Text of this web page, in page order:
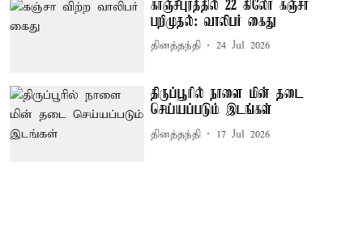
காஞ்சீபுரத்தில் 22 கிலோ கஞ்சா
பறிமுதல்: வாலிபர் கைது
தினத்தந்தி 24 Jul 2026
திருப்பூரில் நாளை மின் தடை
செய்யப்படும் இடங்கள்
தினத்தந்தி 17 Jul 2026